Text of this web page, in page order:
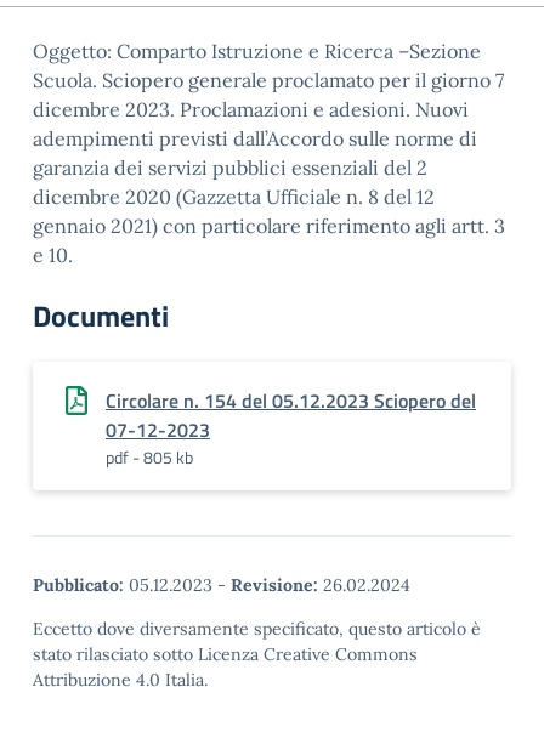
Oggetto: Comparto Istruzione e Ricerca –Sezione
Scuola. Sciopero generale proclamato per il giorno 7
dicembre 2023. Proclamazioni e adesioni. Nuovi
adempimenti previsti dall’Accordo sulle norme di
garanzia dei servizi pubblici essenziali del 2
dicembre 2020 (Gazzetta Ufficiale n. 8 del 12
gennaio 2021) con particolare riferimento agli artt. 3
e 10.
Documenti
Circolare n. 154 del 05.12.2023 Sciopero del
07-12-2023
pdf - 805 kb
Pubblicato: 05.12.2023 - Revisione: 26.02.2024
Eccetto dove diversamente specificato, questo articolo è
stato rilasciato sotto Licenza Creative Commons
Attribuzione 4.0 Italia.